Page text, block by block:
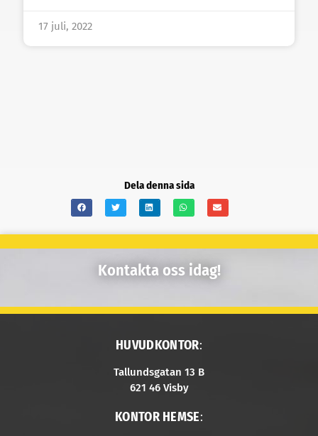
17 juli, 2022
Dela denna sida
Kontakta oss idag!
HUVUDKONTOR:
Tallundsgatan 13 B
621 46 Visby
KONTOR HEMSE: